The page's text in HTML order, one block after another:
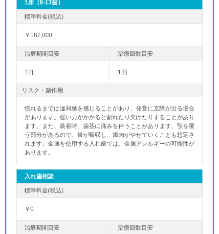
1床（8-13歯）
￥187,000
1日 1回
リスク・副作用
慣れるまでは違和感を感じることがあり、発音に支障が出る場合
があります。強い力がかかると割れたり欠けたりすることがあり
ます。また、装着時、歯茎に痛みを伴うことがあります。顎を覆
う部分があるので、骨が吸収し、歯肉がやせていくことも想定さ
れます。金属を使用する入れ歯では、金属アレルギーの可能性が
あります。
入れ歯相談
￥0